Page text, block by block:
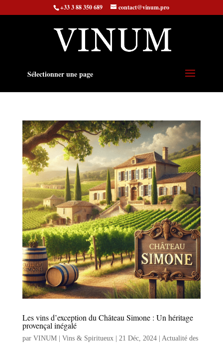
+33 3 88 350 689 contact@vinum.pro
Sélectionner une page
Les vins d’exception du Château Simone : Un héritage
provençal inégalé
par VINUM | Vins & Spiritueux| 21 Déc, 2024| Actualité des